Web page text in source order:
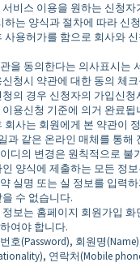
비스 이용을 원하는 신청자
하는 양식과 절차에 따라 신
사용허가를 함으로 회사와
을 동의한다는 의사표시는
청시 약관에 대한 동의 체
의 경우 신청자의 가입신청
용신청 기준에 의거 완료됩
회사는 회원에게 본 약관이
과 같은 온라인 매체를 통해
디의 변경은 원칙적으로 불
양식에 제출하는 모든 정
실명 또는 실 정보를 입력
수 없습니다.
보는 홈페이지 회원가입
여야 합니다.
호(Password), 회원명
연락처(Mobile